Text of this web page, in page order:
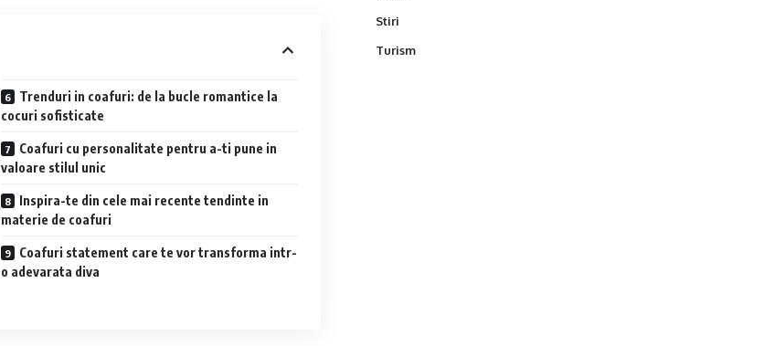
Trenduri in coafuri: de la bucle romantice la
cocuri sofisticate
Coafuri cu personalitate pentru a-ti pune in
valoare stilul unic
Inspira-te din cele mai recente tendinte in
materie de coafuri
Coafuri statement care te vor transforma intr-
o adevarata diva
Stiri
Turism